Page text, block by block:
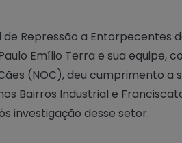
Repressão a Entorpecentes
Emílio Terra e sua equipe,
(NOC), deu cumprimento a
Bairros Industrial e
investigação desse setor.